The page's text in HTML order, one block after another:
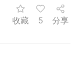
收藏 5 分享